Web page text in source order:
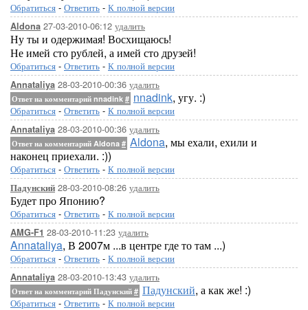
Обратиться - Ответить - К полной версии
Aldona 27-03-2010-06:12 удалить
Ну ты и одержимая! Восхищаюсь!
Не имей сто рублей, а имей сто друзей!
Обратиться - Ответить - К полной версии
Annataliya 28-03-2010-00:36 удалить
Ответ на комментарий nnadink # nnadink, угу. :)
Обратиться - Ответить - К полной версии
Annataliya 28-03-2010-00:36 удалить
Ответ на комментарий Aldona # Aldona, мы ехали, ехили и
наконец приехали. :))
Обратиться - Ответить - К полной версии
Падунский 28-03-2010-08:26 удалить
Будет про Японию?
Обратиться - Ответить - К полной версии
AMG-F1 28-03-2010-11:23 удалить
Annataliya, В 2007м ...в центре где то там ...)
Обратиться - Ответить - К полной версии
Annataliya 28-03-2010-13:43 удалить
Ответ на комментарий Падунский # Падунский, а как же! :)
Обратиться - Ответить - К полной версии